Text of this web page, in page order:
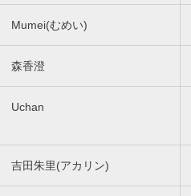
Mumei(むめい)
森香澄
Uchan
吉田朱里(アカリン)